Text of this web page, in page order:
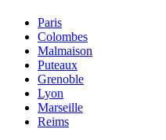
Paris
Colombes
Malmaison
Puteaux
Grenoble
Lyon
Marseille
Reims